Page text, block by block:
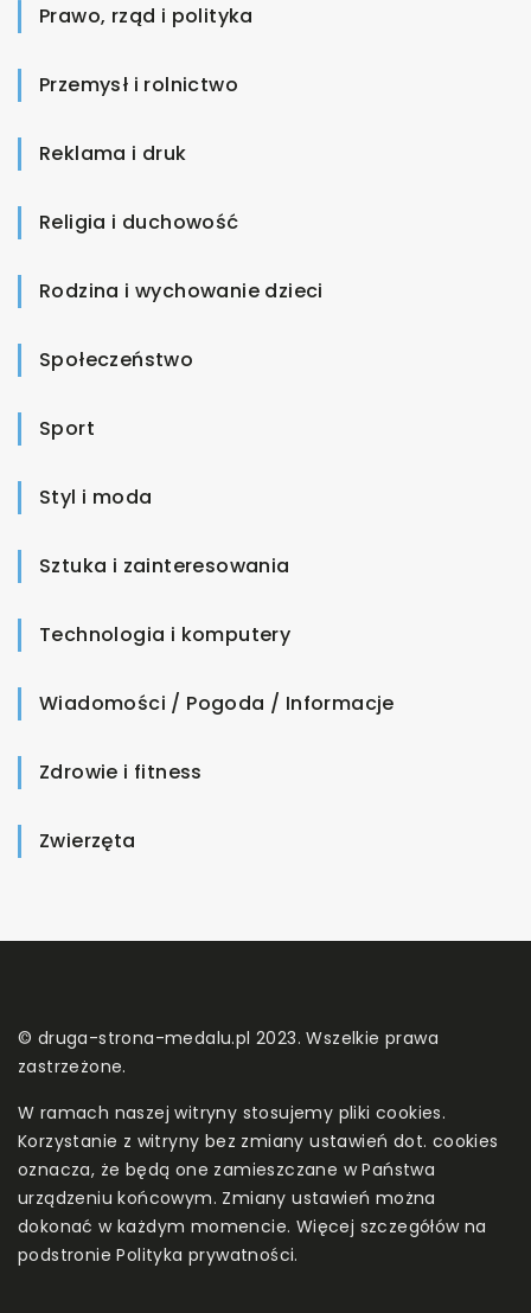
Prawo, rząd i polityka
Przemysł i rolnictwo
Reklama i druk
Religia i duchowość
Rodzina i wychowanie dzieci
Społeczeństwo
Sport
Styl i moda
Sztuka i zainteresowania
Technologia i komputery
Wiadomości / Pogoda / Informacje
Zdrowie i fitness
Zwierzęta
© druga-strona-medalu.pl 2023. Wszelkie prawa
zastrzeżone.
W ramach naszej witryny stosujemy pliki cookies.
Korzystanie z witryny bez zmiany ustawień dot. cookies
oznacza, że będą one zamieszczane w Państwa
urządzeniu końcowym. Zmiany ustawień można
dokonać w każdym momencie. Więcej szczegółów na
podstroniePolityka prywatności.